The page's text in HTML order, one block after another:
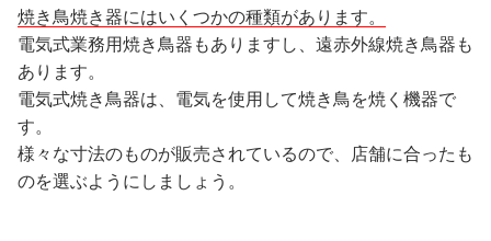
焼き鳥焼き器にはいくつかの種類があります。
電気式業務用焼き鳥器もありますし、遠赤外線焼き鳥器も
あります。
電気式焼き鳥器は、電気を使用して焼き鳥を焼く機器で
す。
様々な寸法のものが販売されているので、店舗に合ったも
のを選ぶようにしましょう。